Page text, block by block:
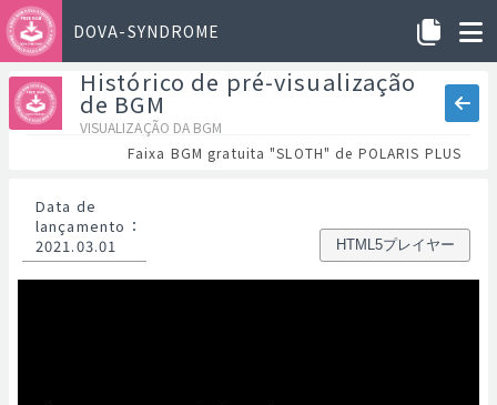
DOVA-SYNDROME
Histórico de pré-visualização
de BGM
VISUALIZAÇÃO DA BGM
Faixa BGM gratuita "SLOTH" de POLARIS PLUS
Data de
lançamento ：
2021.03.01
HTML5プレイヤー